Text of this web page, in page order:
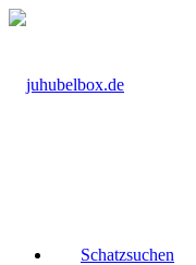
Schatzsuchen